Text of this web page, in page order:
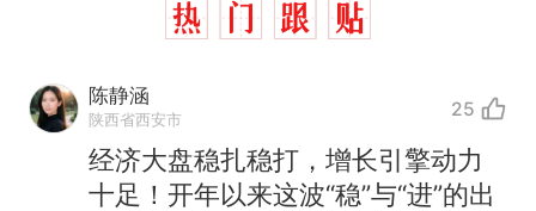
陈静涵
陕西省西安市 25
经济大盘稳扎稳打，增长引擎动力
十足！开年以来这波“稳”与“进”的出